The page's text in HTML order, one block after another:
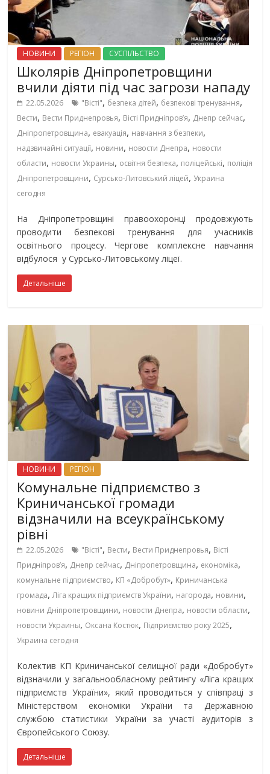
НОВИНИ РЕГІОН СУСПІЛЬСТВО
Школярів Дніпропетровщини
вчили діяти під час загрози нападу
22.05.2026 "Вісті", безпека дітей, безпекові тренування,
Вести, Вести Приднепровья, Вісті Придніпровʼя, Днепр сейчас,
Дніпропетровщина, евакуація, навчання з безпеки,
надзвичайні ситуації, новини, новости Днепра, новости
области, новости Украины, освітня безпека, поліцейські, поліція
Дніпропетровщини, Сурсько-Литовський ліцей, Украина
сегодня
На Дніпропетровщині правоохоронці продовжують
проводити безпекові тренування для учасників
освітнього процесу. Чергове комплексне навчання
відбулося у Сурсько-Литовському ліцеї.
Детальніше
НОВИНИ РЕГІОН
Комунальне підприємство з
Криничанської громади
відзначили на всеукраїнському
рівні
22.05.2026 "Вісті", Вести, Вести Приднепровья, Вісті
Придніпровʼя, Днепр сейчас, Дніпропетровщина, економіка,
комунальне підприємство, КП «Добробут», Криничанська
громада,Ліга кращих підприємств України, нагорода, новини,
новини Дніпропетровщини, новости Днепра, новости области,
новости Украины, Оксана Костюк, Підприємство року 2025,
Украина сегодня
Колектив КП Криничанської селищної ради «Добробут»
відзначили у загальнообласному рейтингу «Ліга кращих
підприємств України», який проводиться у співпраці з
Міністерством економіки України та Державною
службою статистики України за участі аудиторів з
Європейського Союзу.
Детальніше